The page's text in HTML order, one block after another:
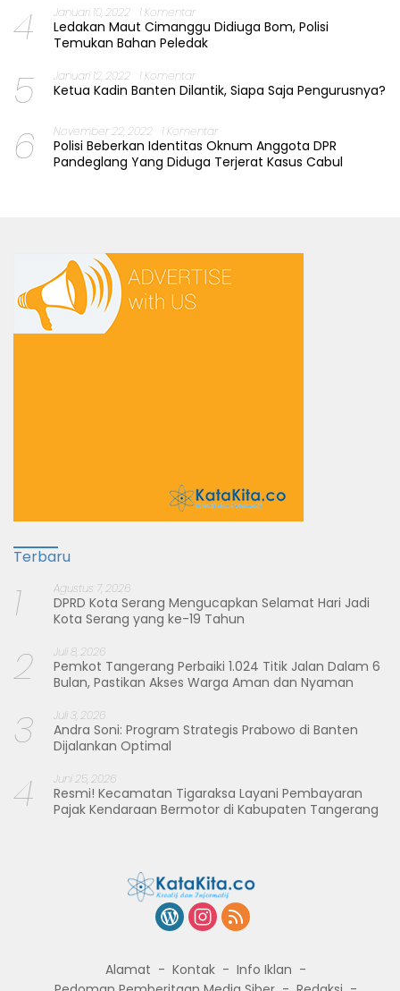
4 Januari 10, 2022 1 Komentar
Ledakan Maut Cimanggu Didiuga Bom, Polisi
Temukan Bahan Peledak
5 Januari 12, 2022 1 Komentar
Ketua Kadin Banten Dilantik, Siapa Saja Pengurusnya?
6 November 22, 2022 1 Komentar
Polisi Beberkan Identitas Oknum Anggota DPR
Pandeglang Yang Diduga Terjerat Kasus Cabul
Terbaru
1 Agustus 7, 2026
DPRD Kota Serang Mengucapkan Selamat Hari Jadi
Kota Serang yang ke-19 Tahun
2 Juli 8, 2026
Pemkot Tangerang Perbaiki 1.024 Titik Jalan Dalam 6
Bulan, Pastikan Akses Warga Aman dan Nyaman
3 Juli 3, 2026
Andra Soni: Program Strategis Prabowo di Banten
Dijalankan Optimal
4 Juni 25, 2026
Resmi! Kecamatan Tigaraksa Layani Pembayaran
Pajak Kendaraan Bermotor di Kabupaten Tangerang
Alamat Kontak
Info Iklan